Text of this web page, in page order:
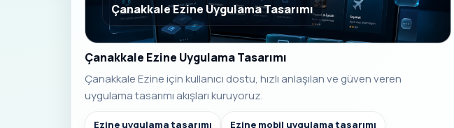
Çanakkale Ezine Uygulama Tasarımı
Çanakkale Ezine Uygulama Tasarımı
Çanakkale Ezine için kullanıcı dostu, hızlı anlaşılan ve güven veren
uygulama tasarımı akışları kuruyoruz.
Ezine uygulama tasarımı Ezine mobil uygulama tasarımı